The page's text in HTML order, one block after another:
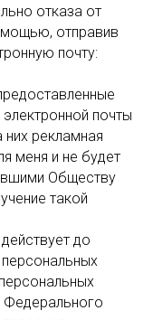
отказа от
отправив
почту:
почты
рекламная
меня и не будет
Обществу
такой
до
Федерального